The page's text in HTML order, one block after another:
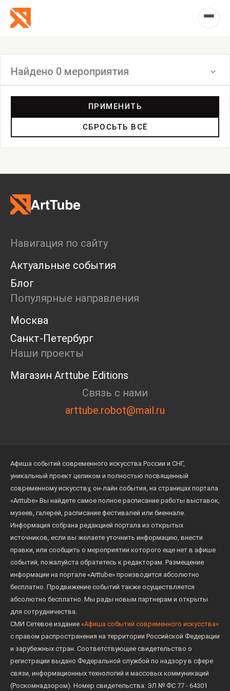
Найдено 0 мероприятия
Дискуссия
Пост-релиз
Пресс-конференция
Ярмарка
Open call
Экскурсия
Дискуссия
Cosmoscow 2024
Blazar 2024
Встречи
Круглый стол
ПРИМЕНИТЬ
СБРОСЬТЬ ВСЁ
Навигация по сайту
Актуальные события
Блог
Популярные направления
Москва
Санкт-Петербург
Наши проекты
Магазин Arttube Editions
Связь с нами
arttube.robot@mail.ru
Афиша событий современного искусства России и СНГ,
уникальный проект целиком и полностью посвященный
современному искусству, он-лайн события, на страницах портала
«Arttube» Вы найдете самое полное расписание работы выставок,
музеев, галерей, расписание фестивалей или биеннале.
Информация собрана редакцией портала из открытых
источников, если вы желаете уточнить информацию, внести
правки, или сообщить о мероприятии которого еще нет в афише
событий, пожалуйста обратитесь к редакторам. Размещение
информации на портале «Arttube» производится абсолютно
бесплатно. Продвижение событий также осуществляется
абсолютно бесплатно. Мы рады новым партнерам и открыты
для сотрудничества.
СМИ Сетевое издание «Афиша событий современного искусства»
с правом распространения на территории Российской Федерации
и зарубежных стран. Соответствующее свидетельство о
регистрации выдано Федеральной службой по надзору в сфере
связи, информационных технологий и массовых коммуникаций
(Роскомнадзором). Номер свидетельства: ЭЛ № ФС 77 - 64301